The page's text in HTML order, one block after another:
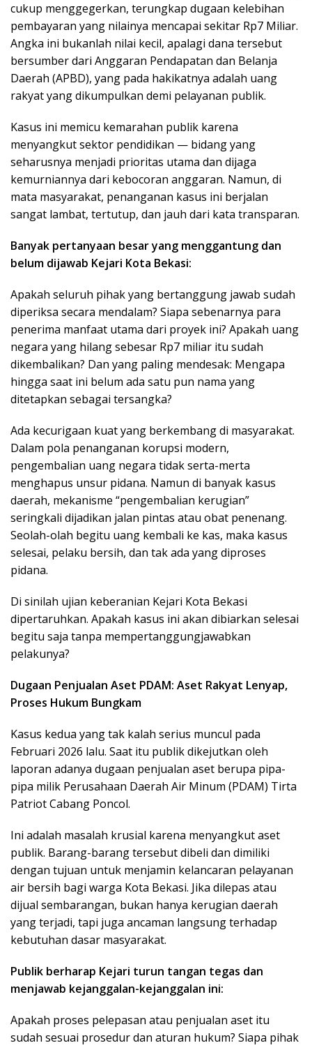
cukup menggegerkan, terungkap dugaan kelebihan
pembayaran yang nilainya mencapai sekitar Rp7 Miliar.
Angka ini bukanlah nilai kecil, apalagi dana tersebut
bersumber dari Anggaran Pendapatan dan Belanja
Daerah (APBD), yang pada hakikatnya adalah uang
rakyat yang dikumpulkan demi pelayanan publik.
Kasus ini memicu kemarahan publik karena
menyangkut sektor pendidikan — bidang yang
seharusnya menjadi prioritas utama dan dijaga
kemurniannya dari kebocoran anggaran. Namun, di
mata masyarakat, penanganan kasus ini berjalan
sangat lambat, tertutup, dan jauh dari kata transparan.
Banyak pertanyaan besar yang menggantung dan
belum dijawab Kejari Kota Bekasi:
Apakah seluruh pihak yang bertanggung jawab sudah
diperiksa secara mendalam? Siapa sebenarnya para
penerima manfaat utama dari proyek ini? Apakah uang
negara yang hilang sebesar Rp7 miliar itu sudah
dikembalikan? Dan yang paling mendesak: Mengapa
hingga saat ini belum ada satu pun nama yang
ditetapkan sebagai tersangka?
Ada kecurigaan kuat yang berkembang di masyarakat.
Dalam pola penanganan korupsi modern,
pengembalian uang negara tidak serta-merta
menghapus unsur pidana. Namun di banyak kasus
daerah, mekanisme “pengembalian kerugian”
seringkali dijadikan jalan pintas atau obat penenang.
Seolah-olah begitu uang kembali ke kas, maka kasus
selesai, pelaku bersih, dan tak ada yang diproses
pidana.
Di sinilah ujian keberanian Kejari Kota Bekasi
dipertaruhkan. Apakah kasus ini akan dibiarkan selesai
begitu saja tanpa mempertanggungjawabkan
pelakunya?
Dugaan Penjualan Aset PDAM: Aset Rakyat Lenyap,
Proses Hukum Bungkam
Kasus kedua yang tak kalah serius muncul pada
Februari 2026 lalu. Saat itu publik dikejutkan oleh
laporan adanya dugaan penjualan aset berupa pipa-
pipa milik Perusahaan Daerah Air Minum (PDAM) Tirta
Patriot Cabang Poncol.
Ini adalah masalah krusial karena menyangkut aset
publik. Barang-barang tersebut dibeli dan dimiliki
dengan tujuan untuk menjamin kelancaran pelayanan
air bersih bagi warga Kota Bekasi. Jika dilepas atau
dijual sembarangan, bukan hanya kerugian daerah
yang terjadi, tapi juga ancaman langsung terhadap
kebutuhan dasar masyarakat.
Publik berharap Kejari turun tangan tegas dan
menjawab kejanggalan-kejanggalan ini:
Apakah proses pelepasan atau penjualan aset itu
sudah sesuai prosedur dan aturan hukum? Siapa pihak